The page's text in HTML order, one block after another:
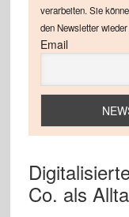
verarbeiten. Sie
den Newsletter
Email
Co. als